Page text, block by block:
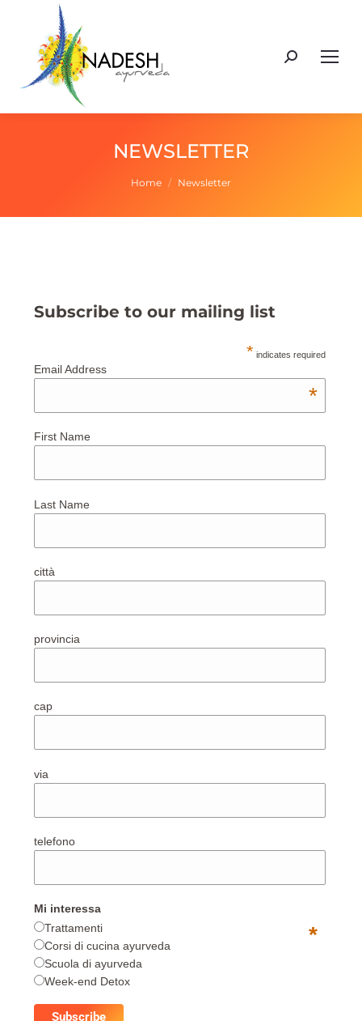
Cerca:
NEWSLETTER
Tu sei qui:
Home Newsletter
Subscribe to our mailing list
* indicates required
Email Address
*
First Name
Last Name
città
provincia
cap
via
telefono
Mi interessa
*
Trattamenti
Corsi di cucina ayurveda
Scuola di ayurveda
Week-end Detox